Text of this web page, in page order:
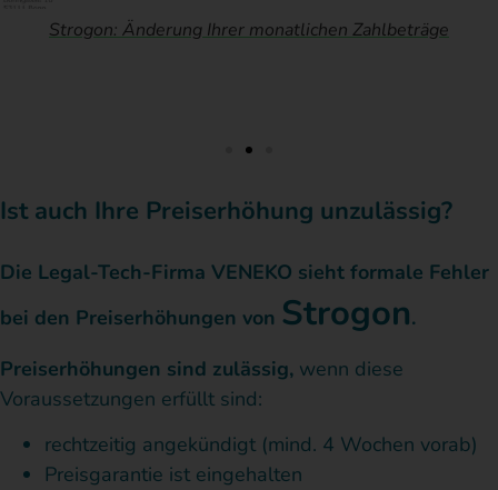
Strogon: Änderung Ihrer monatlichen Zahlbeträge
Ist auch Ihre Preiserhöhung unzulässig?
Die Legal-Tech-Firma VENEKO sieht formale Fehler
bei den Preiserhöhungen von Strogon.
Preiserhöhungen sind zulässig, wenn diese
Voraussetzungen erfüllt sind:
rechtzeitig angekündigt (mind. 4 Wochen vorab)
Preisgarantie ist eingehalten